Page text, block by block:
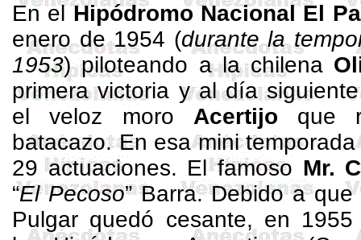
En elHipódromo Nacional El
enero de 1954 (durante la
1953) piloteando a la chilena
primera victoria y al día
el veloz moro Acertijo que
batacazo. En esa mini
29 actuaciones. El famoso Mr.
“El Pecoso” Barra.Debido a que
Pulgar quedó cesante, en